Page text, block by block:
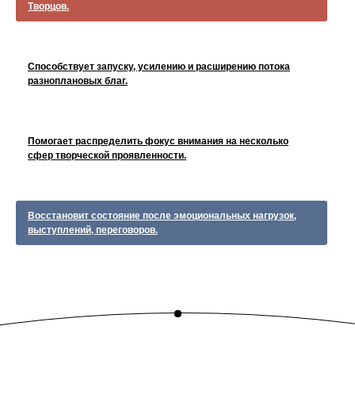
Творцов.
Способствует запуску, усилению и расширению потока
разноплановых благ.
Помогает распределить фокус внимания на несколько
сфер творческой проявленности.
Восстановит состояние после эмоциональных нагрузок,
выступлений, переговоров.